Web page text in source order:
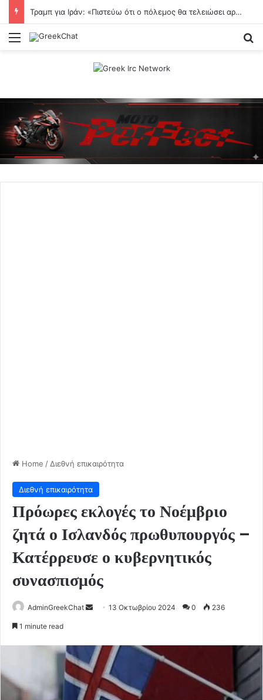
Τραμπ για Ιράν: «Πιστεύω ότι ο πόλεμος θα τελειώσει αρκετά σύντομα» – Τι είπε για το Ορμούζ
Menu
Home / Διεθνή επικαιρότητα
Διεθνή επικαιρότητα
Πρόωρες εκλογές το Νοέμβριο
ζητά ο Ισλανδός πρωθυπουργός –
Κατέρρευσε ο κυβερνητικός
συνασπισμός
AdminGreekChat
Send13 Οκτωβρίου 2024 0 236
1 minute read